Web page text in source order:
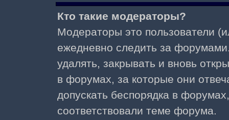
Кто такие модераторы?
Модераторы это пользователи
ежедневно следить за
удалять, закрывать и вновь
в форумах, за которые они
допускать беспорядка в
соответствовали теме форума.